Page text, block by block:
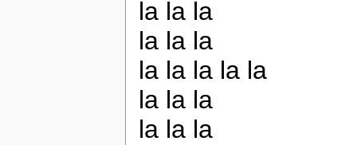
la la la
la la la
la la la la la
la la la
la la la